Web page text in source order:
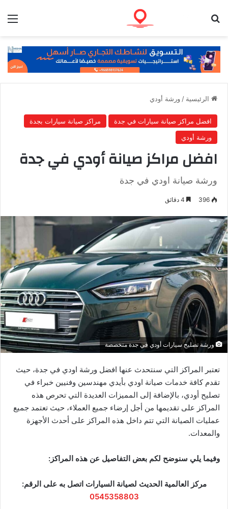
الرئيسية / ورشة أودي
افضل مراكز صيانة سيارات في جدة
مراكز صيانة سيارات بجدة
ورشة أودي
افضل مراكز صيانة أودي في جدة
ورشة صيانة اودي في جدة
396
ورشة تصليح سيارات أودي في جدة متخصصة
تعتبر المراكز التي سنتحدث عنها افضل ورشة اودي في جدة، حيث
تقدم كافة خدمات صيانة اودي بأيدي مهندسين وفنيين خبراء في
تصليح أودي، بالإضافة إلى المميزات العديدة التي تحرص هذه
المراكز على تقديمها من أجل إرضاء جميع العملاء، حيث تعتمد جميع
عمليات الصيانة التي تتم داخل هذه المراكز على أحدث الأجهزة
والمعدات.
وفيما يلي سنوضح لكم بعض التفاصيل عن هذه المراكز:
مركز العالمية الحديث لصيانة السيارات اتصل به على الرقم:
0545358803